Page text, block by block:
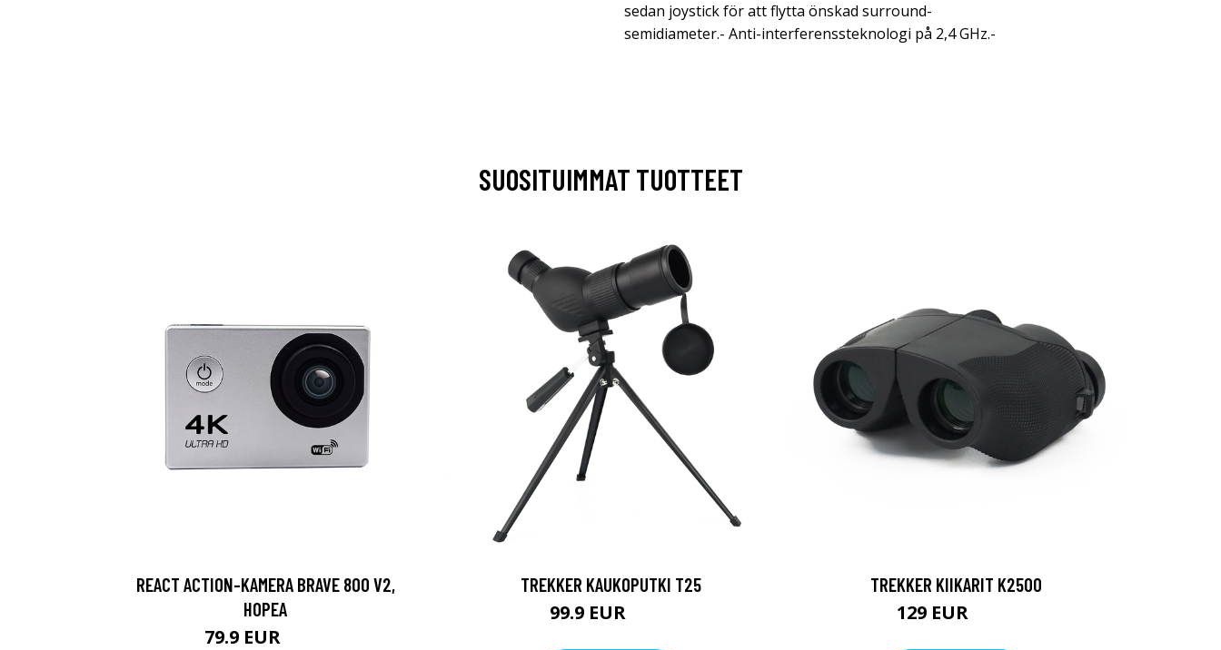
sedan joystick för att flytta önskad surround-
semidiameter.- Anti-interferenssteknologi på 2,4 GHz.-
SUOSITUIMMAT TUOTTEET
REACT ACTION-KAMERA BRAVE 800 V2,
HOPEA
79.9 EUR
TREKKER KAUKOPUTKI T25
99.9 EUR
TREKKER KIIKARIT K2500
129 EUR